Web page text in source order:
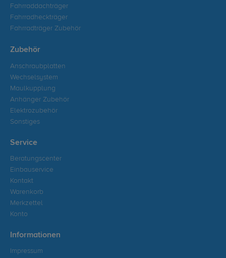
Fahrraddachträger
Fahrradheckträger
Fahrradträger Zubehör
Zubehör
Anschraubplatten
Wechselsystem
Maulkupplung
Anhänger Zubehör
Elektrozubehör
Sonstiges
Service
Beratungscenter
Einbauservice
Kontakt
Warenkorb
Merkzettel
Konto
Informationen
Impressum